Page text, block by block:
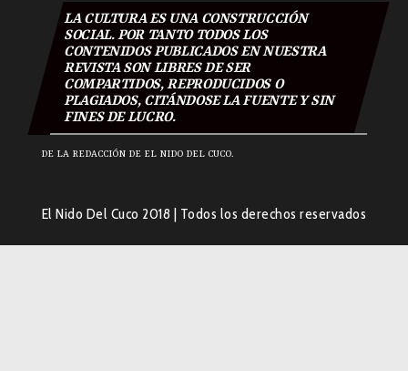
LA CULTURA ES UNA CONSTRUCCIÓN
SOCIAL. POR TANTO TODOS LOS
CONTENIDOS PUBLICADOS EN NUESTRA
REVISTA SON LIBRES DE SER
COMPARTIDOS, REPRODUCIDOS O
PLAGIADOS, CITÁNDOSE LA FUENTE Y SIN
FINES DE LUCRO.
DE LA REDACCIÓN DE EL NIDO DEL CUCO.
El Nido Del Cuco 2018 | Todos los derechos reservados